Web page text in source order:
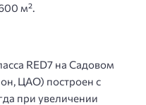
м².
RED7 на Садовом
ЦАО) построен с
при увеличении